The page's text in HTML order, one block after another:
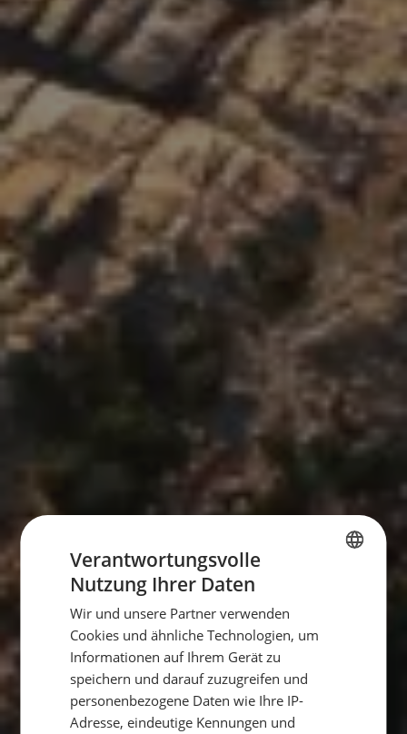
Verantwortungsvolle
Nutzung Ihrer Daten
Wir und unsere Partner verwenden
Cookies und ähnliche Technologien, um
Informationen auf Ihrem Gerät zu
speichern und darauf zuzugreifen und
personenbezogene Daten wie Ihre IP-
Adresse, eindeutige Kennungen und